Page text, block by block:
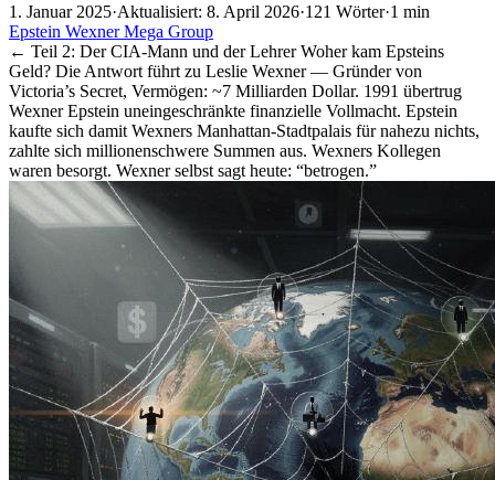
1. Januar 2025·Aktualisiert: 8. April 2026·121 Wörter·1 min
Epstein WexnerMega Group
← Teil 2: Der CIA-Mann und der Lehrer Woher kam Epsteins
Geld? Die Antwort führt zu Leslie Wexner — Gründer von
Victoria’s Secret, Vermögen: ~7 Milliarden Dollar. 1991 übertrug
Wexner Epstein uneingeschränkte finanzielle Vollmacht. Epstein
kaufte sich damit Wexners Manhattan-Stadtpalais für nahezu nichts,
zahlte sich millionenschwere Summen aus. Wexners Kollegen
waren besorgt. Wexner selbst sagt heute: “betrogen.”